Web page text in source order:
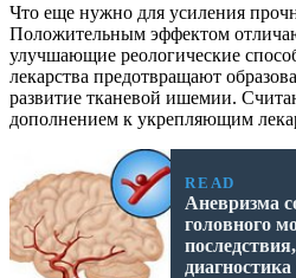
Что еще нужно для усиления
Положительным эффектом
улучшающие реологические
лекарства предотвращают
развитие тканевой ишемии.
дополнением к укрепляющим
READ
Аневризма
головного